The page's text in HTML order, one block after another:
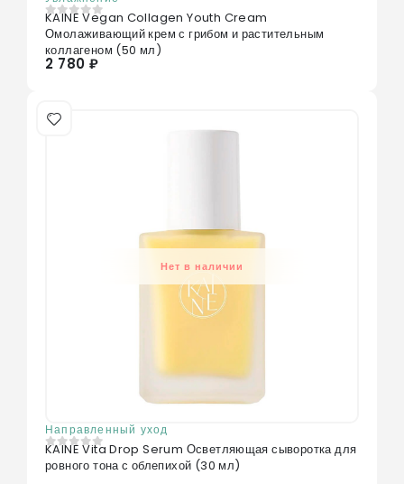
0из 5
KAINE Vegan Collagen Youth Cream
Омолаживающий крем с грибом и растительным
коллагеном (50 мл)
2 780 ₽
Нет в наличии
Направленный уход
0из 5
KAINE Vita Drop Serum Осветляющая сыворотка для
ровного тона с облепихой (30 мл)